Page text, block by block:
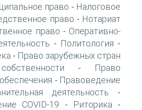
право - Налоговое
право - Нотариат
право - Оперативно-
- Политология -
- Право зарубежных стран
-
Право
- Правоведение
деятельность -
COVID-19 - Риторика -